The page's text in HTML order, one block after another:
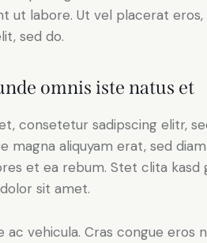
ut labore. Ut vel placerat
sed do.
omnis iste natus et
consetetur sadipscing elitr,
magna aliquyam erat, sed
et ea rebum. Stet clita kasd
sit amet.
ac vehicula. Cras congue eros